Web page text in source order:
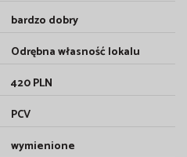
bardzo dobry
Odrębna własność lokalu
420 PLN
PCV
wymienione